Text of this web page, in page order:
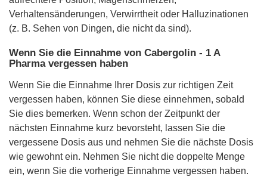
Verhaltensänderungen, Verwirrtheit oder Halluzinationen
(z. B. Sehen von Dingen, die nicht da sind).
Wenn Sie die Einnahme von Cabergolin - 1 A
Pharma vergessen haben
Wenn Sie die Einnahme Ihrer Dosis zur richtigen Zeit
vergessen haben, können Sie diese einnehmen, sobald
Sie dies bemerken. Wenn schon der Zeitpunkt der
nächsten Einnahme kurz bevorsteht, lassen Sie die
vergessene Dosis aus und nehmen Sie die nächste Dosis
wie gewohnt ein. Nehmen Sie nicht die doppelte Menge
ein, wenn Sie die vorherige Einnahme vergessen haben.